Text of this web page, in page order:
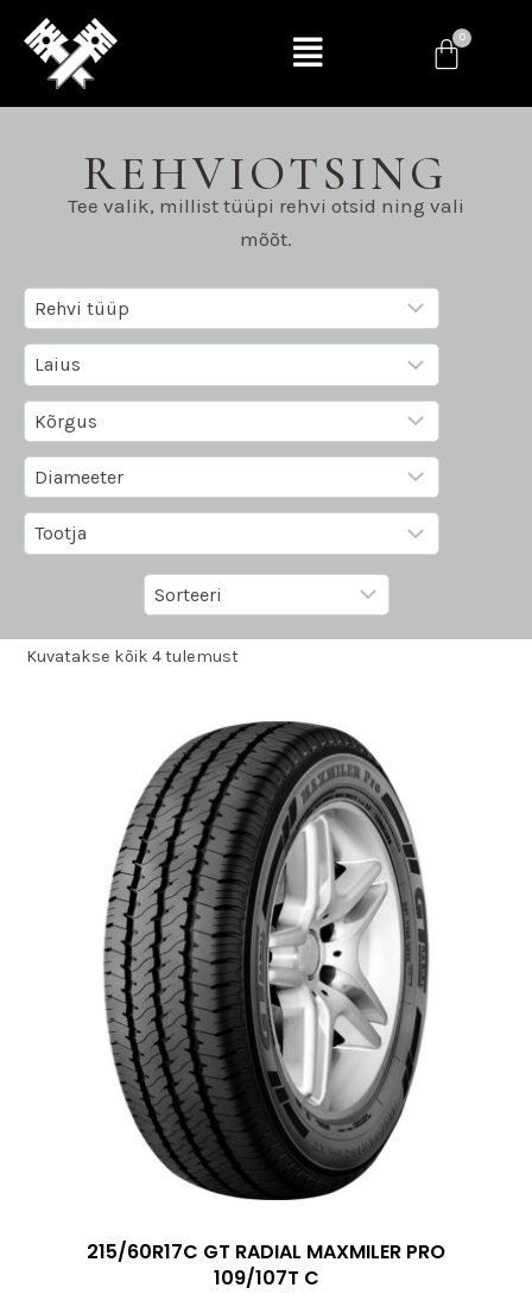
REHVIOTSING
Tee valik, millist tüüpi rehvi otsid ning vali
mõõt.
Kuvatakse kõik 4 tulemust
215/60R17C GT RADIAL MAXMILER PRO
109/107T C